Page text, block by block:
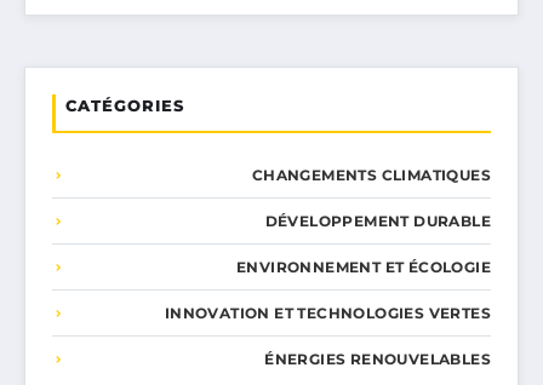
CATÉGORIES
CHANGEMENTS CLIMATIQUES
DÉVELOPPEMENT DURABLE
ENVIRONNEMENT ET ÉCOLOGIE
INNOVATION ET TECHNOLOGIES VERTES
ÉNERGIES RENOUVELABLES